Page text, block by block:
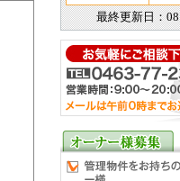
最終更新日：08